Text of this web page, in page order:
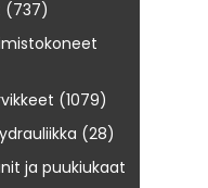
(737)
(1079)
(28)
ja puukiukaat